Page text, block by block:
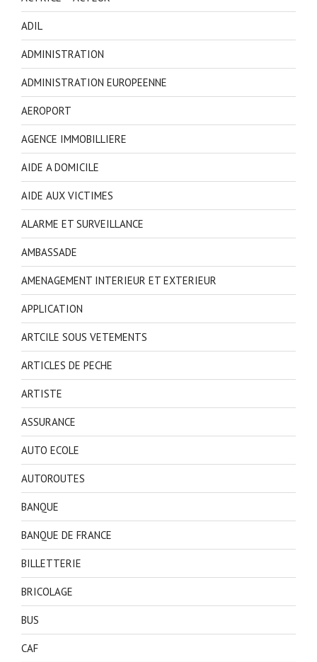
ADIL
ADMINISTRATION
ADMINISTRATION EUROPEENNE
AEROPORT
AGENCE IMMOBILLIERE
AIDE A DOMICILE
AIDE AUX VICTIMES
ALARME ET SURVEILLANCE
AMBASSADE
AMENAGEMENT INTERIEUR ET EXTERIEUR
APPLICATION
ARTCILE SOUS VETEMENTS
ARTICLES DE PECHE
ARTISTE
ASSURANCE
AUTO ECOLE
AUTOROUTES
BANQUE
BANQUE DE FRANCE
BILLETTERIE
BRICOLAGE
BUS
CAF